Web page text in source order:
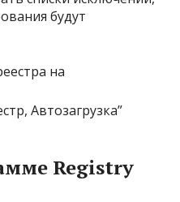
будут
Автозагрузка”
Registry